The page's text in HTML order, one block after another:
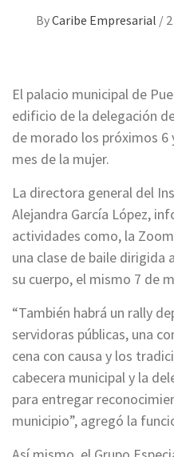
ByCaribe Empresarial /
El palacio municipal de
edificio de la delegación
de morado los próximos
mes de la mujer.
La directora general del
Alejandra García López,
actividades como, la
una clase de baile dirigida
su cuerpo, el mismo 7 de
“También habrá un rally
servidoras públicas, una
cena con causa y los
cabecera municipal y la
para entregar
municipio”, agregó la